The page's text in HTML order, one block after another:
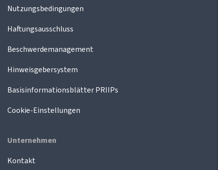
Nutzungsbedingungen
Haftungsausschluss
Beschwerdemanagement
Hinweisgebersystem
Basisinformationsblätter PRIIPs
Cookie-Einstellungen
Unternehmen
Kontakt